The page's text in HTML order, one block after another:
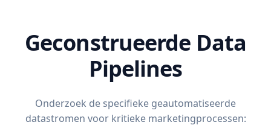
Geconstrueerde Data
Pipelines
Onderzoek de specifieke geautomatiseerde
datastromen voor kritieke marketingprocessen: